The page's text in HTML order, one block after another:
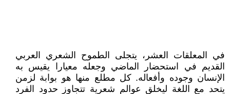
في المعلقات العشر، يتجلى الطموح الشعري العربي
القديم في استحضار الماضي وجعله معيارا يقيس به
الإنسان وجوده وأفعاله. كل مطلع منها هو بوابة لزمن
يتحد مع اللغة ليخلق عوالم شعرية تتجاوز حدود الفرد